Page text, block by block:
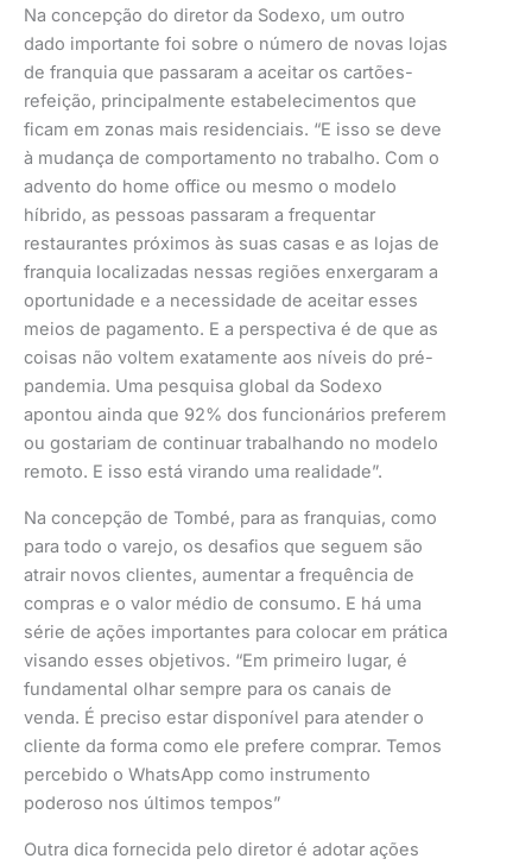
Na concepção do diretor da Sodexo, um outro
dado importante foi sobre o número de novas lojas
de franquia que passaram a aceitar os cartões-
refeição, principalmente estabelecimentos que
ficam em zonas mais residenciais. “E isso se deve
à mudança de comportamento no trabalho. Com o
advento do home office ou mesmo o modelo
híbrido, as pessoas passaram a frequentar
restaurantes próximos às suas casas e as lojas de
franquia localizadas nessas regiões enxergaram a
oportunidade e a necessidade de aceitar esses
meios de pagamento. E a perspectiva é de que as
coisas não voltem exatamente aos níveis do pré-
pandemia. Uma pesquisa global da Sodexo
apontou ainda que 92% dos funcionários preferem
ou gostariam de continuar trabalhando no modelo
remoto. E isso está virando uma realidade”.
Na concepção de Tombé, para as franquias, como
para todo o varejo, os desafios que seguem são
atrair novos clientes, aumentar a frequência de
compras e o valor médio de consumo. E há uma
série de ações importantes para colocar em prática
visando esses objetivos. “Em primeiro lugar, é
fundamental olhar sempre para os canais de
venda. É preciso estar disponível para atender o
cliente da forma como ele prefere comprar. Temos
percebido o WhatsApp como instrumento
poderoso nos últimos tempos”
Outra dica fornecida pelo diretor é adotar ações